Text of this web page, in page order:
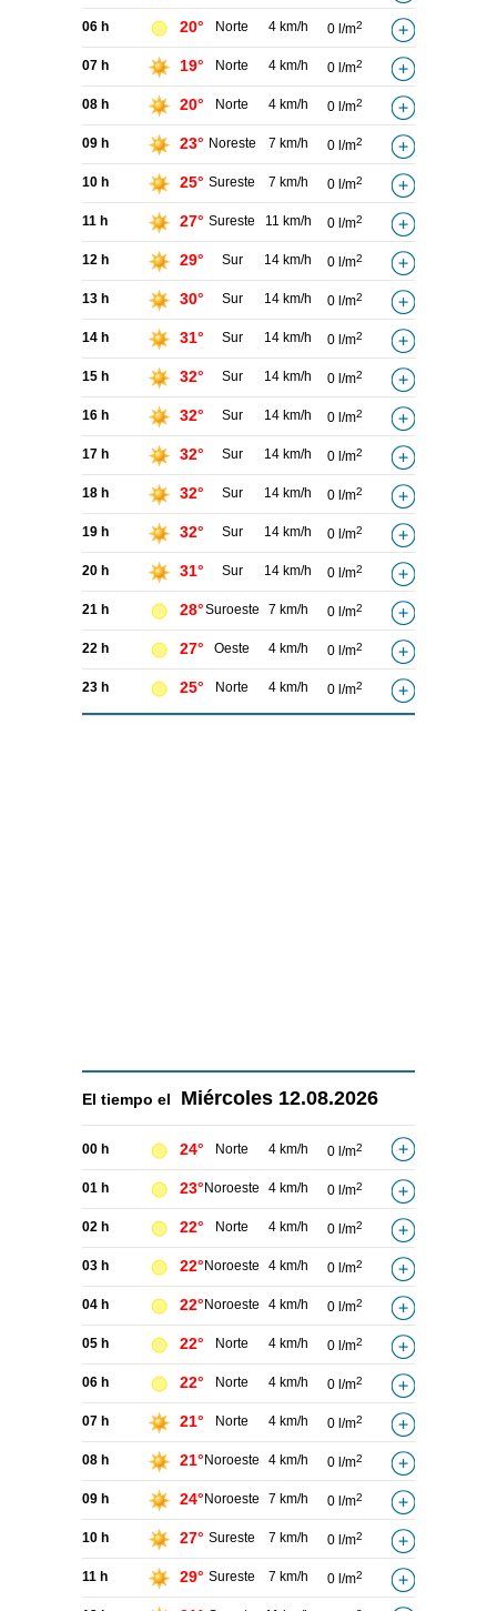
06 h 20° Norte 4 km/h 0 l/m2
07 h 19° Norte 4 km/h 0 l/m2
08 h 20° Norte 4 km/h 0 l/m2
09 h 23° Noreste 7 km/h 0 l/m2
10 h 25° Sureste 7 km/h 0 l/m2
11 h 27° Sureste 11 km/h 0 l/m2
12 h 29° Sur 14 km/h 0 l/m2
13 h 30° Sur 14 km/h 0 l/m2
14 h 31° Sur 14 km/h 0 l/m2
15 h 32° Sur 14 km/h 0 l/m2
16 h 32° Sur 14 km/h 0 l/m2
17 h 32° Sur 14 km/h 0 l/m2
18 h 32° Sur 14 km/h 0 l/m2
19 h 32° Sur 14 km/h 0 l/m2
20 h 31° Sur 14 km/h 0 l/m2
21 h 28°Suroeste 7 km/h 0 l/m2
22 h 27° Oeste 4 km/h 0 l/m2
23 h 25° Norte 4 km/h 0 l/m2
El tiempo el Miércoles 12.08.2026
00 h 24° Norte 4 km/h 0 l/m2
01 h 23° Noroeste 4 km/h 0 l/m2
02 h 22° Norte 4 km/h 0 l/m2
03 h 22° Noroeste 4 km/h 0 l/m2
04 h 22° Noroeste 4 km/h 0 l/m2
05 h 22° Norte 4 km/h 0 l/m2
06 h 22° Norte 4 km/h 0 l/m2
07 h 21° Norte 4 km/h 0 l/m2
08 h 21° Noroeste 4 km/h 0 l/m2
09 h 24° Noroeste 7 km/h 0 l/m2
10 h 27° Sureste 7 km/h 0 l/m2
11 h 29° Sureste 7 km/h 0 l/m2